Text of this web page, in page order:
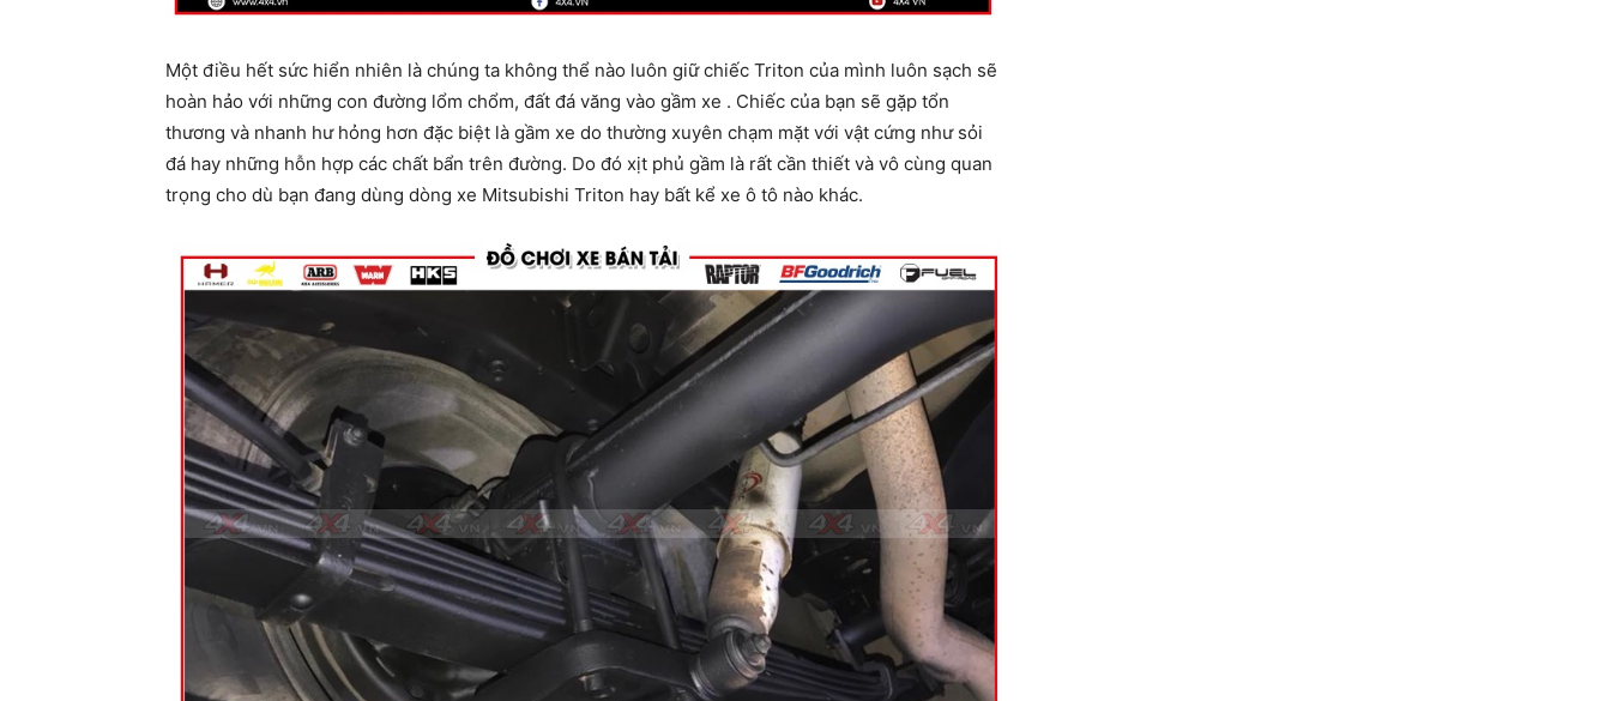
Một điều hết sức hiển nhiên là chúng ta không thể nào luôn giữ chiếc Triton của mình luôn sạch sẽ
hoàn hảo với những con đường lổm chổm, đất đá văng vào gầm xe . Chiếc của bạn sẽ gặp tổn
thương và nhanh hư hỏng hơn đặc biệt là gầm xe do thường xuyên chạm mặt với vật cứng như sỏi
đá hay những hỗn hợp các chất bẩn trên đường. Do đó xịt phủ gầm là rất cần thiết và vô cùng quan
trọng cho dù bạn đang dùng dòng xe Mitsubishi Triton hay bất kể xe ô tô nào khác.